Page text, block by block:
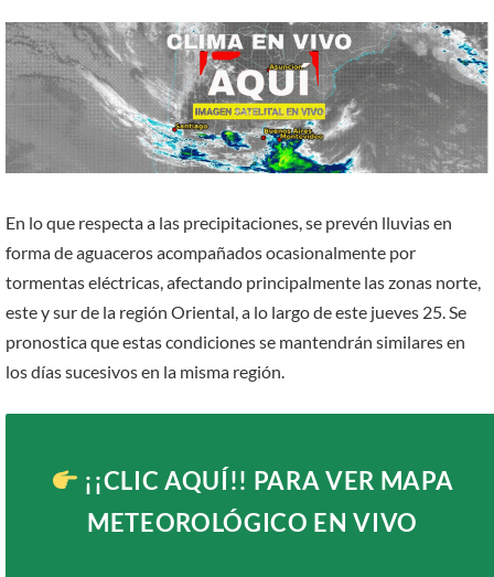
En lo que respecta a las precipitaciones, se prevén lluvias en
forma de aguaceros acompañados ocasionalmente por
tormentas eléctricas, afectando principalmente las zonas norte,
este y sur de la región Oriental, a lo largo de este jueves 25. Se
pronostica que estas condiciones se mantendrán similares en
los días sucesivos en la misma región.
¡¡CLIC AQUÍ!! PARA VER MAPA
METEOROLÓGICO EN VIVO